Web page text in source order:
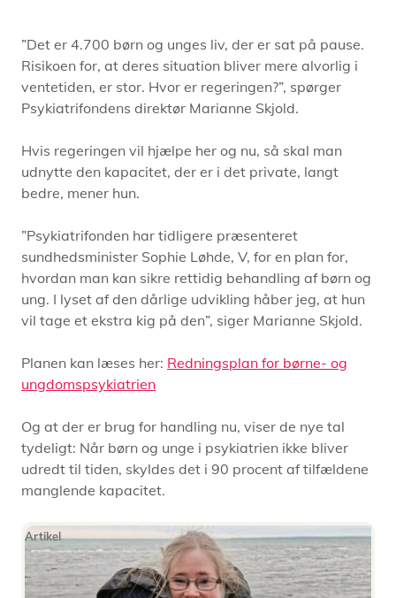
”Det er 4.700 børn og unges liv, der er sat på pause.
Risikoen for, at deres situation bliver mere alvorlig i
ventetiden, er stor. Hvor er regeringen?”, spørger
Psykiatrifondens direktør Marianne Skjold.
Hvis regeringen vil hjælpe her og nu, så skal man
udnytte den kapacitet, der er i det private, langt
bedre, mener hun.
”Psykiatrifonden har tidligere præsenteret
sundhedsminister Sophie Løhde, V, for en plan for,
hvordan man kan sikre rettidig behandling af børn og
ung. I lyset af den dårlige udvikling håber jeg, at hun
vil tage et ekstra kig på den”, siger Marianne Skjold.
Planen kan læses her: Redningsplan for børne- og
ungdomspsykiatrien
Og at der er brug for handling nu, viser de nye tal
tydeligt: Når børn og unge i psykiatrien ikke bliver
udredt til tiden, skyldes det i 90 procent af tilfældene
manglende kapacitet.
Artikel